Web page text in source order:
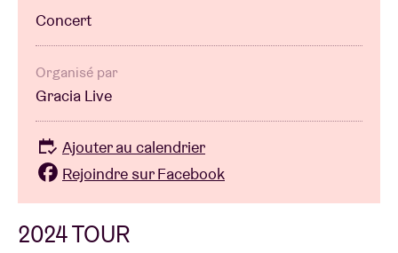
2024 TOUR
Concert
Organisé par
Gracia Live
Ajouter au calendrier
Rejoindre sur Facebook